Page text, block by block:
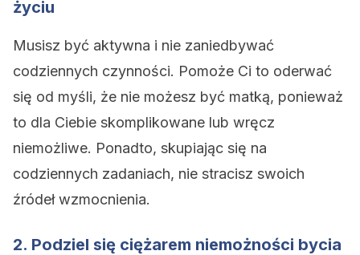
życiu
Musisz być aktywna i nie zaniedbywać
codziennych czynności. Pomoże Ci to oderwać
się od myśli, że nie możesz być matką, ponieważ
to dla Ciebie skomplikowane lub wręcz
niemożliwe. Ponadto, skupiając się na
codziennych zadaniach, nie stracisz swoich
źródeł wzmocnienia.
2. Podziel się ciężarem niemożności bycia